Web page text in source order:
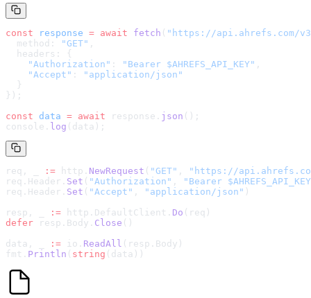
const response = await fetch ( " https://api.ahrefs.com/
  method:
"GET" ,
  headers: {
    "Authorization"
: "Bearer $AHREFS_API_KEY" ,
    "Accept"
:
"application/json"
  }
});
const data = await response. json ();
console. log (data);
req, _ := http. NewRequest ( "GET" , " https://
req.Header. Set ( "Authorization" ,
"Bearer
req.Header. Set ( "Accept" , "application/json" )
resp, _
:= http.DefaultClient. Do (req)
defer resp.Body. Close ()
data, _
:= io. ReadAll (resp.Body)
fmt. Println ( string (data))